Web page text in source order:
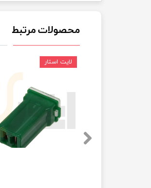
محصولات مرتبط
لایت استار